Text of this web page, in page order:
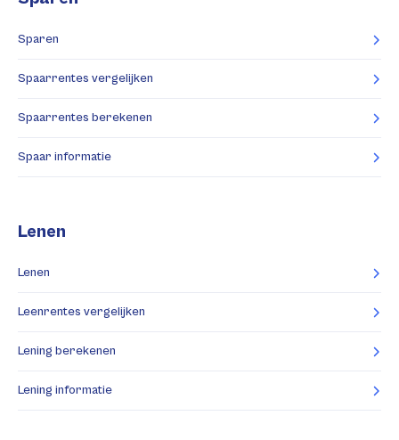
Sparen
Spaarrentes vergelijken
Spaarrentes berekenen
Spaar informatie
Lenen
Lenen
Leenrentes vergelijken
Lening berekenen
Lening informatie